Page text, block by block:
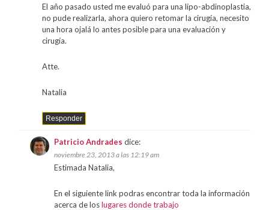
El año pasado usted me evaluó para una lípo-abdinoplastia,
no pude realizarla, ahora quiero retomar la cirugía, necesito
una hora ojalá lo antes posible para una evaluación y
cirugía.
Atte.
Natalia
Responder
Patricio Andrades dice:
noviembre 23, 2013 a las 12:19 am
Estimada Natalia,
En el siguiente link podras encontrar toda la información
acerca de loslugares donde trabajo